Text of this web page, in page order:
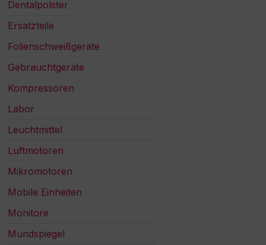
Dentalpolster
Ersatzteile
Folienschweißgeräte
Gebrauchtgeräte
Kompressoren
Labor
Leuchtmittel
Luftmotoren
Mikromotoren
Mobile Einheiten
Monitore
Mundspiegel